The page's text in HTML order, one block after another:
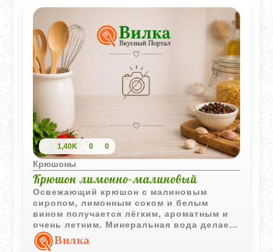
легкой лимонной кислинкой получается
просто невероятный напиток.
1,40K 0 0
Крюшоны
Крюшон лимонно-малиновый
Освежающий крюшон с малиновым
сиропом, лимонным соком и белым
вином получается лёгким, ароматным и
очень летним. Минеральная вода делает
напиток более воздушным, а кислинка
лимона хорошо балансирует сладость
Вилка